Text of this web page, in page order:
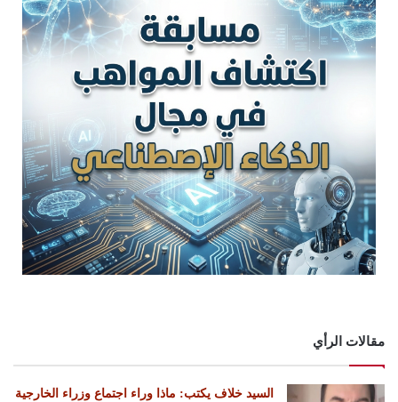
مقالات الرأي
السيد خلاف يكتب: ماذا وراء اجتماع وزراء الخارجية